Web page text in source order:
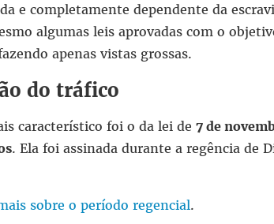
e completamente dependente da
algumas leis aprovadas com o
apenas vistas grossas.
do tráfico
característico foi o da lei de 7 de
. Ela foi assinada durante a regência de
sobre o período regencial.